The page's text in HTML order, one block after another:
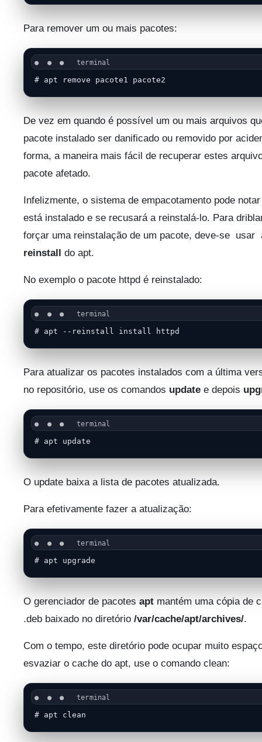
Para remover um ou mais pacotes:
# apt remove pacote1 pacote2
De vez em quando é possível um ou mais arquivos
pacote instalado ser danificado ou removido por
forma, a maneira mais fácil de recuperar estes
pacote afetado.
Infelizmente, o sistema de empacotamento pode
está instalado e se recusará a reinstalá-lo. Para
forçar uma reinstalação de um pacote, deve-se usar
reinstall do apt.
No exemplo o pacote httpd é reinstalado:
# apt --reinstall install httpd
Para atualizar os pacotes instalados com a última
no repositório, use os comandos update e depois
# apt update
O update baixa a lista de pacotes atualizada.
Para efetivamente fazer a atualização:
# apt upgrade
O gerenciador de pacotes apt mantém uma cópia de
.deb baixado no diretório /var/cache/apt/archives/.
Com o tempo, este diretório pode ocupar muito
esvaziar o cache do apt, use o comando clean:
# apt clean